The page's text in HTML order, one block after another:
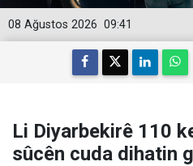
09:41
08 Ağustos 2026
Li Diyarbekirê 110
sûcên cuda dihatin